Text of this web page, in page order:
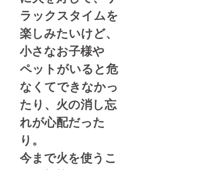
ラックスタイムを
楽しみたいけど、
小さなお子様や
ペットがいると危
なくてできなかっ
たり、火の消し忘
れが心配だった
り。
今まで火を使うこ